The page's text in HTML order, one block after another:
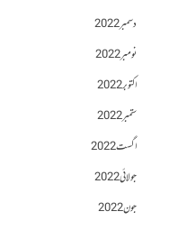
دسمبر 2022
نومبر 2022
اکتوبر 2022
ستمبر 2022
اگست 2022
جولائی 2022
جون 2022